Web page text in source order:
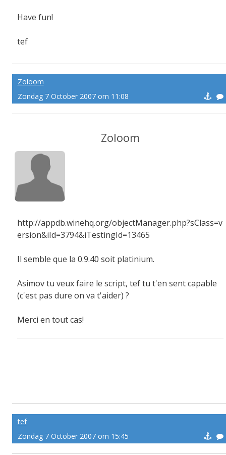
Have fun!
tef
Zoloom
Zondag 7 October 2007 om 11:08
Zoloom
http://appdb.winehq.org/objectManager.php?sClass=v
ersion&iId=3794&iTestingId=13465
Il semble que la 0.9.40 soit platinium.
Asimov tu veux faire le script, tef tu t'en sent capable
(c'est pas dure on va t'aider) ?
Merci en tout cas!
tef
Zondag 7 October 2007 om 15:45